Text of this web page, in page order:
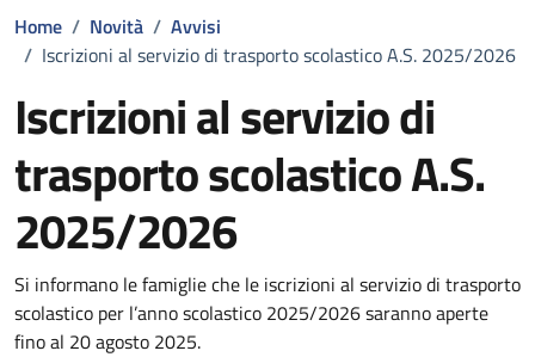
Home / Novità / Avvisi
/ Iscrizioni al servizio di trasporto scolastico A.S. 2025/2026
Iscrizioni al servizio di
trasporto scolastico A.S.
2025/2026
Dettagli della notizia
Si informano le famiglie che le iscrizioni al servizio di trasporto
scolastico per l’anno scolastico 2025/2026 saranno aperte
fino al 20 agosto 2025.